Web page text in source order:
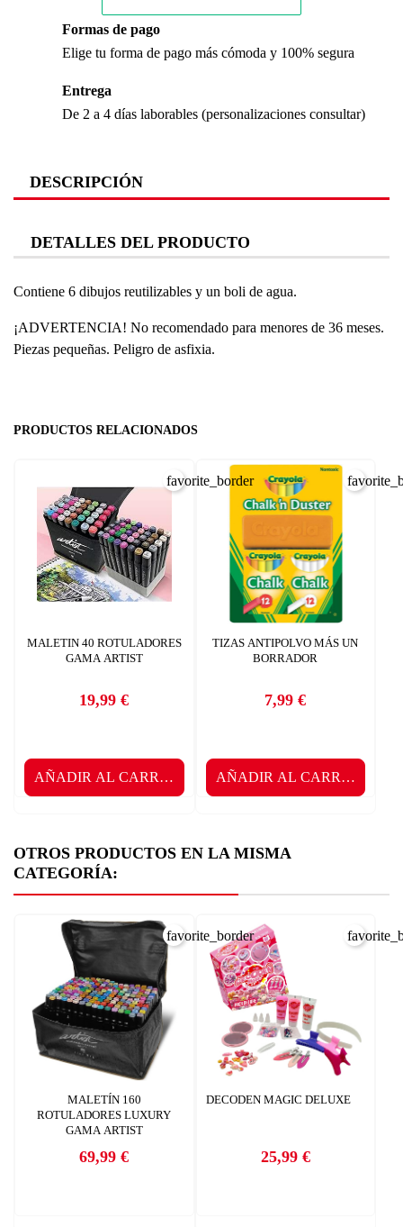
Formas de pago
Elige tu forma de pago más cómoda y 100% segura
Entrega
De 2 a 4 días laborables (personalizaciones consultar)
DESCRIPCIÓN
DETALLES DEL PRODUCTO
Contiene 6 dibujos reutilizables y un boli de agua.
¡ADVERTENCIA! No recomendado para menores de 36 meses.
Piezas pequeñas. Peligro de asfixia.
PRODUCTOS RELACIONADOS
MALETIN 40 ROTULADORES
GAMA ARTIST
Precio
19,99 €
AÑADIR AL CARRITO
favorite_border
TIZAS ANTIPOLVO MÁS UN
BORRADOR
Precio
7,99 €
AÑADIR AL CARRITO
OTROS PRODUCTOS EN LA MISMA
CATEGORÍA:
MALETÍN 160
ROTULADORES LUXURY
GAMA ARTIST
Precio
69,99 €
favorite_border
DECODEN MAGIC DELUXE
Precio
25,99 €